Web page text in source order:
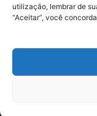
utilização, lembrar de
“Aceitar”, você
© 2025 A Província
Trav. Quintino